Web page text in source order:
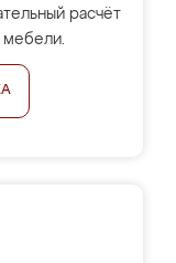
расчёт
мебели.